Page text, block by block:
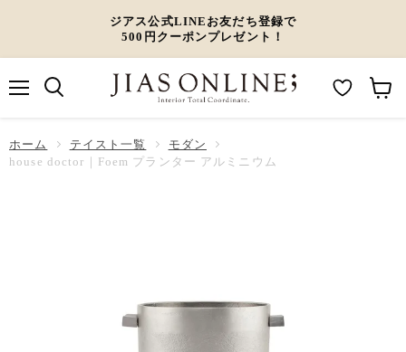
ジアス公式LINEお友だち登録で
500円クーポンプレゼント！
ー
ホーム テイスト一覧
モダン
house doctor｜Foem プランター アルミニウム